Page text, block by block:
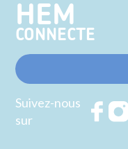
HEM
CONNECTE
Suivez-nous
sur